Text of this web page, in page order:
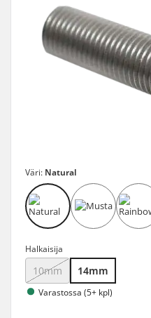
Väri: Natural
Halkaisija
10mm 14mm
Varastossa (5+ kpl)